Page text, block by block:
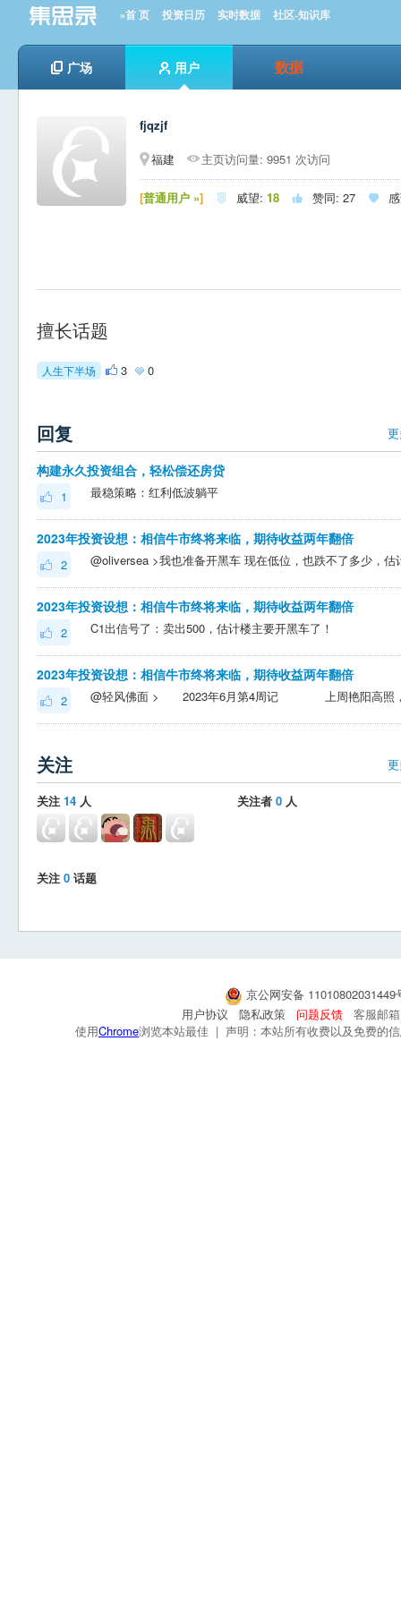
»首 页 投资日历 实时数据 社区-知识库
广场 用户 数据
fjqzjf
福建
主页访问量: 9951 次访问
[普通用户 »]  威望: 18  赞同: 27 
擅长话题
人生下半场 3 0
回复
构建永久投资组合，轻松偿还房贷
1 最稳策略：红利低波躺平
2023年投资设想：相信牛市终将来临，期待收益两年翻倍
2
2023年投资设想：相信牛市终将来临，期待收益两年翻倍
2 C1出信号了：卖出500，估计楼主要开黑车了！
2023年投资设想：相信牛市终将来临，期待收益两年翻倍
2
关注
关注 14 人 关注者 0 人
关注 0 话题
京公网安备
用户协议
隐私政策 问题反馈
客服邮
使用Chrome浏览本站最佳 | 声明：本站所有收费以及免费的